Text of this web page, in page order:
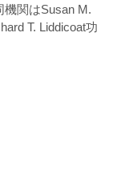
関はSusan M.
T. Liddicoat功